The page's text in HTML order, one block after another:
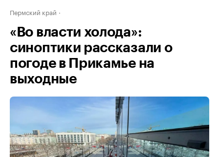
Пермский край
«Во власти холода»:
синоптики рассказали о
погоде в Прикамье на
выходные